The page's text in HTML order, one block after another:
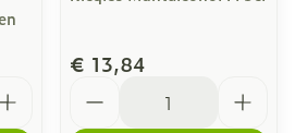
€ 13,84